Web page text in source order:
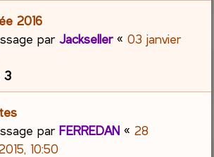
2016
parJackseller«03 janvier
3
parFERREDAN «28
10:50